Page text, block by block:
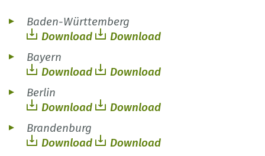
Baden-Württemberg
Download
Download
Bayern
Download
Download
Berlin
Download
Download
Brandenburg
Download
Download